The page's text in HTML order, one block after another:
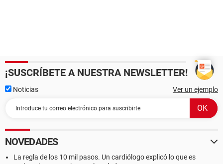
¡SUSCRÍBETE A NUESTRA NEWSLETTER!
Noticias Ver un ejemplo
NOVEDADES
La regla de los 10 mil pasos. Un cardiólogo explicó lo que es